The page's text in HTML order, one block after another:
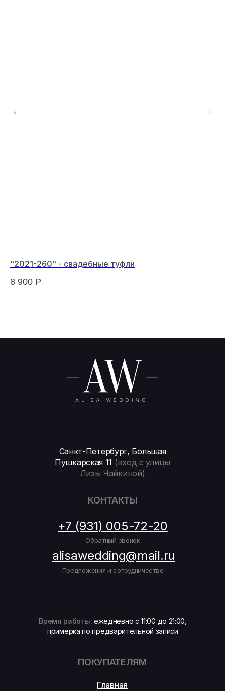
"2021-260" - свадебные туфли
8 900 Р
КОНТАКТЫ
+7 (931) 005-72-20
Предложения и сотрудничество
Обратный звонок
Время работы: ежедневно с 11:00 до 21:00,
примерка по предварительной записи
alisawedding@mail.ru
Главная
ПОКУПАТЕЛЯМ
Санкт-Петербург, Большая
Пушкарская 11 (вход с улицы
Лизы Чайкиной)